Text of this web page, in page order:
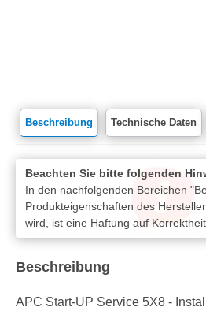
Beschreibung Technische Daten
Beachten Sie bitte folgenden
In den nachfolgenden Bereichen
Produkteigenschaften des
wird, ist eine Haftung auf
Beschreibung
APC Start-UP Service 5X8 -